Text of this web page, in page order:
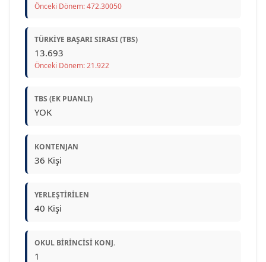
Önceki Dönem: 472.30050
TÜRKIYE BAŞARI SIRASI (TBS)
13.693
Önceki Dönem: 21.922
TBS (EK PUANLI)
YOK
KONTENJAN
36 Kişi
YERLEŞTIRILEN
40 Kişi
OKUL BIRINCISI KONJ.
1